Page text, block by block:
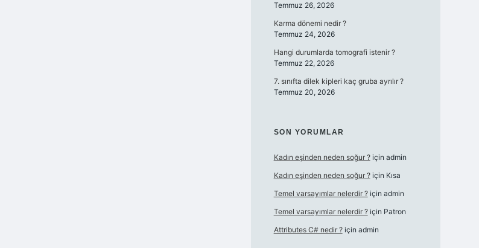
Temmuz 26, 2026
Karma dönemi nedir ?
Temmuz 24, 2026
Hangi durumlarda tomografi istenir ?
Temmuz 22, 2026
7. sınıfta dilek kipleri kaç gruba ayrılır ?
Temmuz 20, 2026
SON YORUMLAR
Kadın eşinden neden soğur ?için admin
Kadın eşinden neden soğur ?için Kısa
Temel varsayımlar nelerdir ?için admin
Temel varsayımlar nelerdir ?için Patron
Attributes C# nedir ?için admin